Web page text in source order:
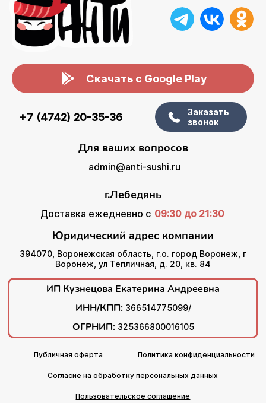
Скачать с Google Play
+7 (4742) 20-35-36
Заказать
звонок
Для ваших вопросов
admin@anti-sushi.ru
г.Лебедянь
Доставка ежедневно с 09:30 до 21:30
Юридический адрес компании
394070, Воронежская область, г.о. город Воронеж, г
Воронеж, ул Тепличная, д. 20, кв. 84
ИП Кузнецова Екатерина Андреевна
ИНН/КПП: 366514775099/
ОГРНИП: 325366800016105
Публичная оферта Политика конфиденциальности
Согласие на обработку персональных данных
Пользовательское соглашение